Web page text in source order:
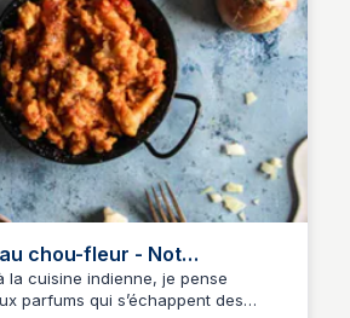
chou-fleur - Not
linkTrouver instantanément
ajouter à
la cuisine indienne, je pense
parfums qui s’échappent des